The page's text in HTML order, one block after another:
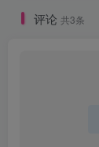
评论 共3条